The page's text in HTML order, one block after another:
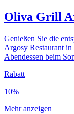
Oliva Grill
Genießen Sie die
Argosy Restaurant
Abendessen beim
Rabatt
10%
Mehr anzeigen